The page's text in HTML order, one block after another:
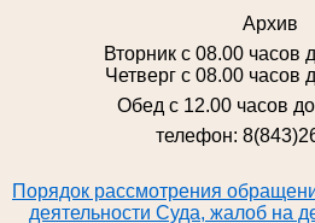
Архив
Вторник с 08.00 часов
Четверг с 08.00 часов
Обед с 12.00 часов
телефон:
Порядок рассмотрения
деятельности Суда, жалоб на